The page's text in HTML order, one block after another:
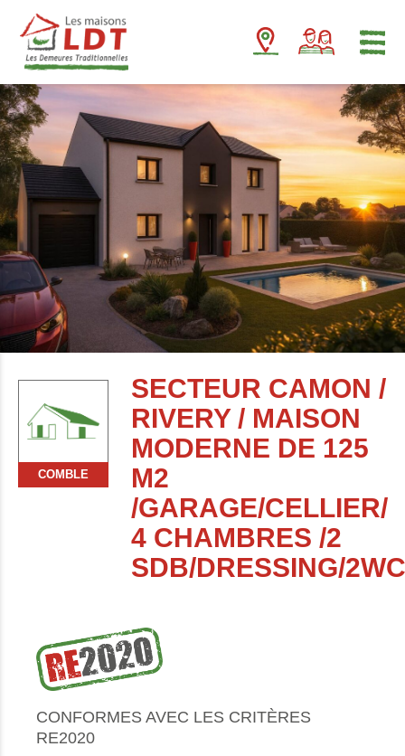
COMBLE
SECTEUR CAMON /
RIVERY / MAISON
MODERNE DE 125
M2
/GARAGE/CELLIER/
4 CHAMBRES /2
SDB/DRESSING/2WC
CONFORMES AVEC LES CRITÈRES
RE2020